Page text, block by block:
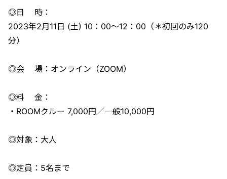
◎日 時：
2023年2月11日 (土) 10：00〜12：00（＊初回のみ120
分）
◎会 場：オンライン（ZOOM）
◎料 金：
・ROOMクルー 7,000円／一般10,000円
◎対象：大人
◎定員：5名まで